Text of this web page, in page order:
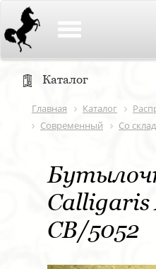
Каталог
Главная Каталог
Современный
Со
Calligaris
CB/5052